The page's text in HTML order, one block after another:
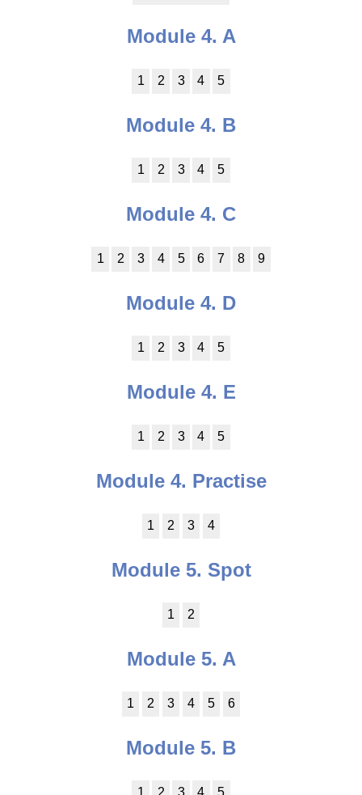
Module 4. A
1 2 3 4 5
Module 4. B
1 2 3 4 5
Module 4. C
1 2 3 4 5 6 7 8 9
Module 4. D
1 2 3 4 5
Module 4. E
1 2 3 4 5
Module 4. Practise
1 2 3 4
Module 5. Spot
1 2
Module 5. A
1 2 3 4 5 6
Module 5. B